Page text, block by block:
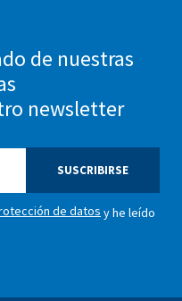
de nuestras
newsletter
SUSCRIBIRSE
de datos y he leído